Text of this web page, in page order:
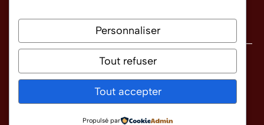
©2026 Croissance magazine
Politique de confidentialité
Conditions générales d'utilisation
Personnaliser
Tout refuser
Tout accepter
Propulsé par